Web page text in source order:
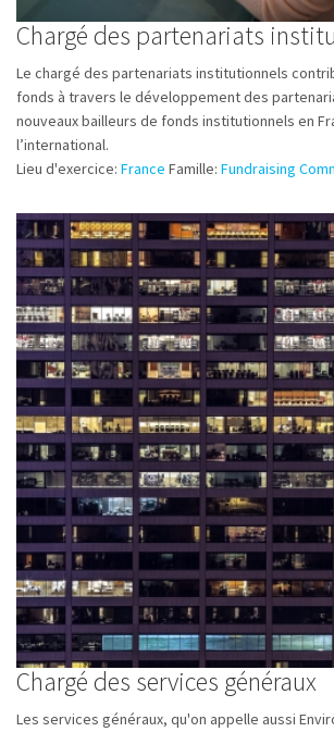
Chargé des partenariats
Le chargé des partenariats institutionnels
fonds à travers le développement des
nouveaux bailleurs de fonds institutionnels en
l’international.
Lieu d'exercice: France Famille: Fundraising
Chargé des services généraux
Les services généraux, qu'on appelle aussi